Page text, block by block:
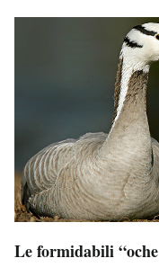
Le formidabili